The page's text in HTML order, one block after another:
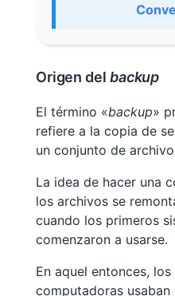
Origen del backup
El término «backup»
refiere a la copia de
un conjunto de
La idea de hacer una
los archivos se
cuando los primeros
comenzaron a usarse.
En aquel entonces,
computadoras usaban